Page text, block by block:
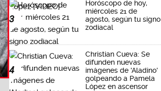
3
Horóscopo de hoy,
miércoles 21 de
agosto, según tu signo
zodiacal
4
Christian Cueva: Se
difunden nuevas
imágenes de 'Aladino'
golpeando a Pamela
López en ascensor